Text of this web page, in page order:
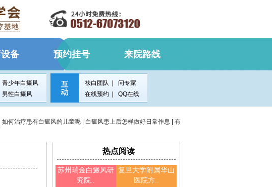
备 预约挂号 来院路线
青少年白癜风
男性白癜风
祛白团队
问专家
在线预约
QQ在线
如何治疗患有白癜风的儿童呢 白癜风患上后怎样做好日常作息 有
热点阅读
苏州瑞金白癜风研
究院..
复旦大学附属华山
医院方..